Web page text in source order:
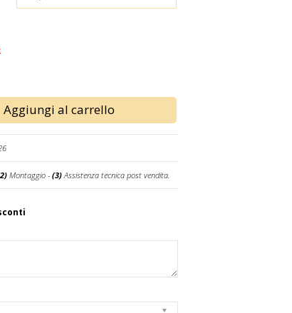
Aggiungi al carrello
Montaggio - (3)Assistenza tecnica post vendita.